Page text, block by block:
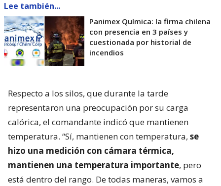
Lee también...
Panimex Química: la firma chilena
con presencia en 3 países y
cuestionada por historial de
incendios
Respecto a los silos, que durante la tarde
representaron una preocupación por su carga
calórica, el comandante indicó que mantienen
temperatura. “Sí, mantienen con temperatura, se
hizo una medición con cámara térmica,
mantienen una temperatura importante, pero
está dentro del rango. De todas maneras, vamos a